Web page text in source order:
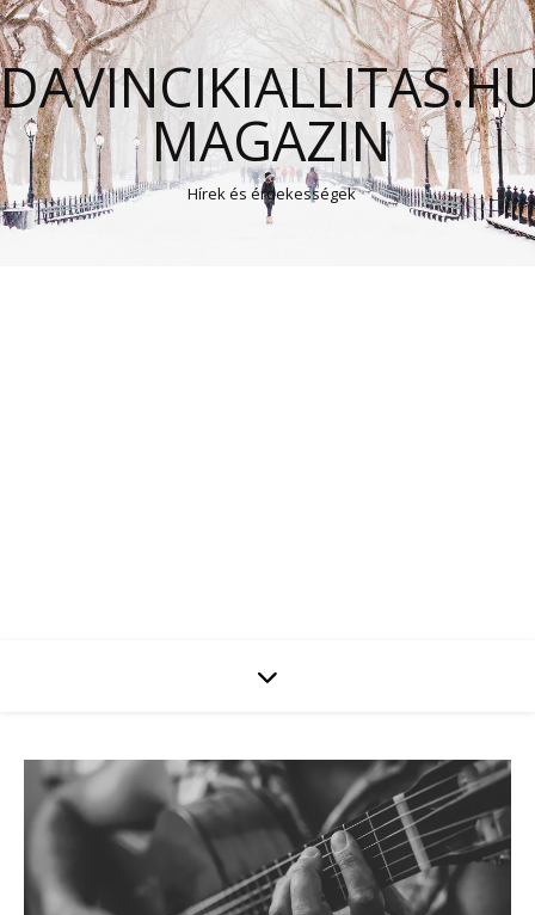
MAGAZIN
Hírek és érdekességek